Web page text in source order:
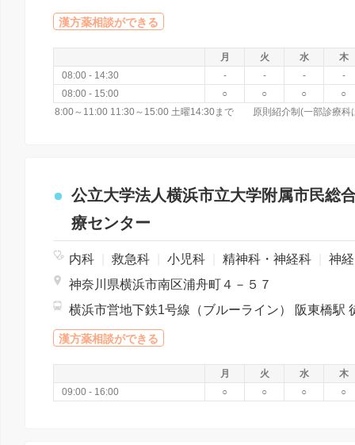
漢方薬相談ができる
月 火 水
木
08:00 - 14:30
- - -
-
08:00 - 15:00
○ ○ ○ ○
公立大学法人横浜市立大学附属市民総
療センター
内科 救急科 小児科 精神科・神経科
神経内科
神奈川県横浜市南区浦舟町４－５７
漢方薬相談ができる
月 火 水
木
09:00 - 16:00
○ ○ ○ ○